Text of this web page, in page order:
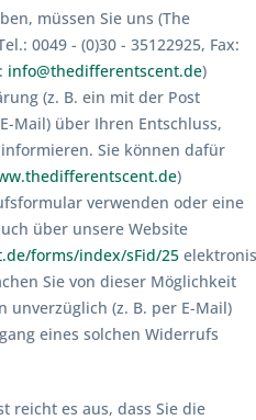
müssen Sie uns (The
0049 - (0)30 - 35122925, Fax:
info@thedifferentscent.de)
(z. B. ein mit der Post
Mail) über Ihren Entschluss,
Sie können dafür
)
verwenden oder eine
über unsere Website
forms/index/sFid/25
Sie von dieser Möglichkeit
unverzüglich (z. B. per E-Mail)
eines solchen Widerrufs
reicht es aus, dass Sie die